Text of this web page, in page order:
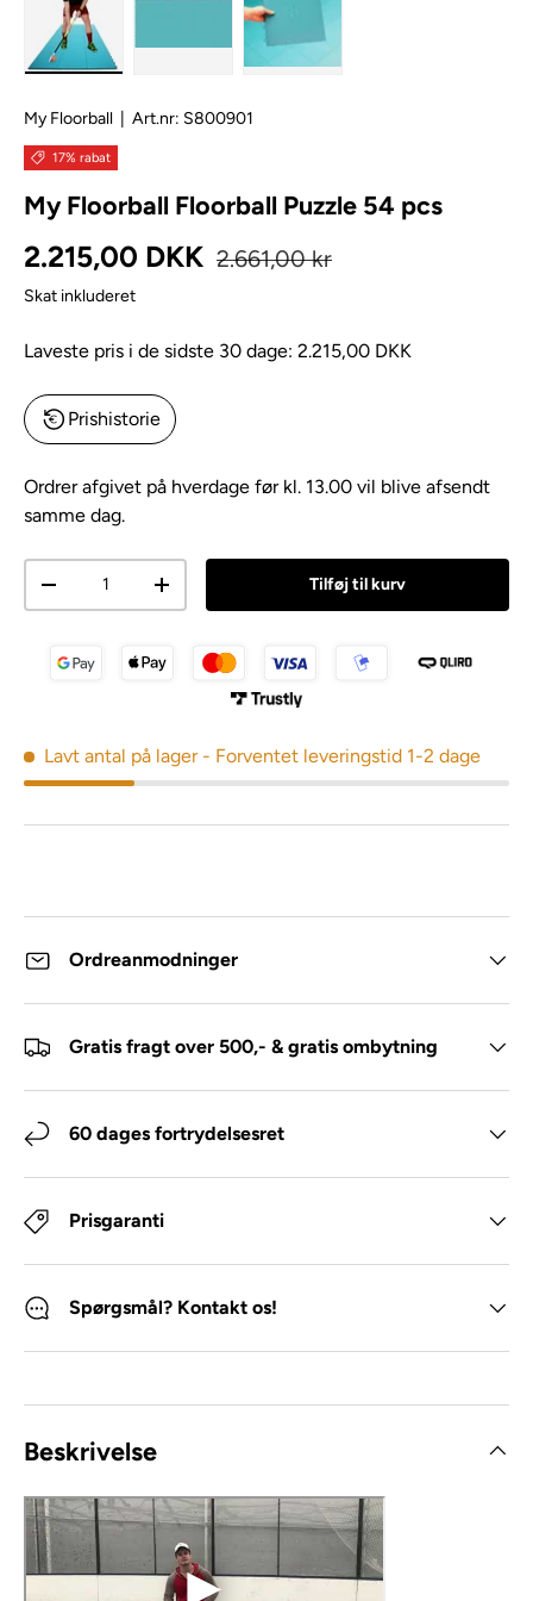
My Floorball Art.nr: S800901
17% rabat
My Floorball Floorball Puzzle 54 pcs
Kampagnepris
2.215,00 DKK Normal pris
2.661,00 kr
Skat inkluderet
Laveste pris i de sidste 30 dage: 2.215,00 DKK
Prishistorie
Ordrer afgivet på hverdage før kl. 13.00 vil blive afsendt
samme dag.
Tilføj til kurv
Lavt antal på lager - Forventet leveringstid 1-2 dage
Ordreanmodninger
Gratis fragt over 500,- & gratis ombytning
60 dages fortrydelsesret
Prisgaranti
Spørgsmål? Kontakt os!
Beskrivelse